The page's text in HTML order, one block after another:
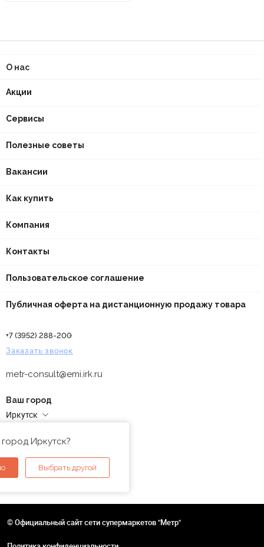
О нас
Акции
Сервисы
Полезные советы
Вакансии
Как купить
Компания
Контакты
Пользовательское соглашение
Публичная оферта на дистанционную продажу товара
+7 (3952) 288-200
Заказать звонок
metr-consult@emi.irk.ru
Ваш город
Иркутск
Иркутск?
Выбрать другой
© Официальный сайт сети супермаркетов "Метр"